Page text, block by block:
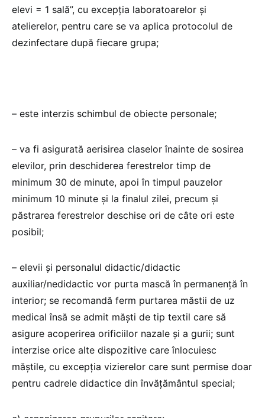
elevi = 1 sală”, cu excepția laboratoarelor și
atelierelor, pentru care se va aplica protocolul de
dezinfectare după fiecare grupa;
– este interzis schimbul de obiecte personale;
– va fi asigurată aerisirea claselor înainte de sosirea
elevilor, prin deschiderea ferestrelor timp de
minimum 30 de minute, apoi în timpul pauzelor
minimum 10 minute şi la finalul zilei, precum și
păstrarea ferestrelor deschise ori de câte ori este
posibil;
– elevii şi personalul didactic/didactic
auxiliar/nedidactic vor purta mască în permanenţă în
interior; se recomandă ferm purtarea măstii de uz
medical însă se admit măști de tip textil care să
asigure acoperirea orificiilor nazale și a gurii; sunt
interzise orice alte dispozitive care înlocuiesc
măștile, cu excepția vizierelor care sunt permise doar
pentru cadrele didactice din învățământul special;